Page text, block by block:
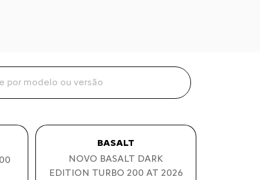
BASALT
NOVO BASALT DARK
EDITION TURBO 200 AT 2026